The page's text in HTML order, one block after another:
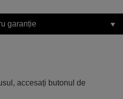
garanție
accesați butonul de